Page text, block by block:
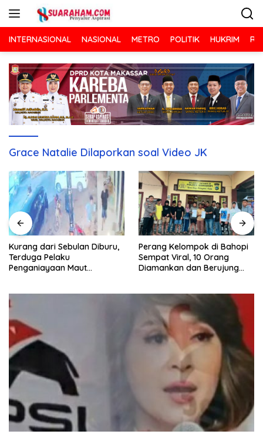
INTERNASIONAL NASIONAL METRO POLITIK HUKRIM
Grace Natalie Dilaporkan soal Video JK
Kurang dari Sebulan Diburu,
Terduga Pelaku
Penganiayaan Maut
Perang Kelompok di Bahopi
Sempat Viral, 10 Orang
Diamankan dan Berujung